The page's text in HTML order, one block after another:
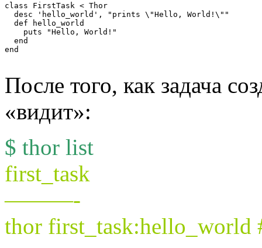
class FirstTask < Thor
  desc 'hello_world', "prints \"Hello, World!\""
  def hello_world
    puts "Hello, World!"
  end
end
После того, как задача
«видит»:
$ thor list
first_task
———-
thor first_task:hello_world